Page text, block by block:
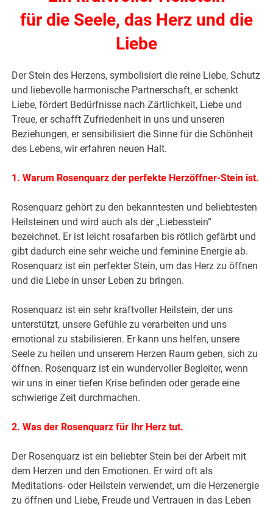
für die Seele, das Herz und die
Liebe
Der Stein des Herzens, symbolisiert die reine Liebe, Schutz
und liebevolle harmonische Partnerschaft, er schenkt
Liebe, fördert Bedürfnisse nach Zärtlichkeit, Liebe und
Treue, er schafft Zufriedenheit in uns und unseren
Beziehungen, er sensibilisiert die Sinne für die Schönheit
des Lebens, wir erfahren neuen Halt.
1. Warum Rosenquarz der perfekte Herzöffner-Stein ist.
Rosenquarz gehört zu den bekanntesten und beliebtesten
Heilsteinen und wird auch als der „Liebesstein“
bezeichnet. Er ist leicht rosafarben bis rötlich gefärbt und
gibt dadurch eine sehr weiche und feminine Energie ab.
Rosenquarz ist ein perfekter Stein, um das Herz zu öffnen
und die Liebe in unser Leben zu bringen.
Rosenquarz ist ein sehr kraftvoller Heilstein, der uns
unterstützt, unsere Gefühle zu verarbeiten und uns
emotional zu stabilisieren. Er kann uns helfen, unsere
Seele zu heilen und unserem Herzen Raum geben, sich zu
öffnen. Rosenquarz ist ein wundervoller Begleiter, wenn
wir uns in einer tiefen Krise befinden oder gerade eine
schwierige Zeit durchmachen.
2. Was der Rosenquarz für Ihr Herz tut.
Der Rosenquarz ist ein beliebter Stein bei der Arbeit mit
dem Herzen und den Emotionen. Er wird oft als
Meditations- oder Heilstein verwendet, um die Herzenergie
zu öffnen und Liebe, Freude und Vertrauen in das Leben